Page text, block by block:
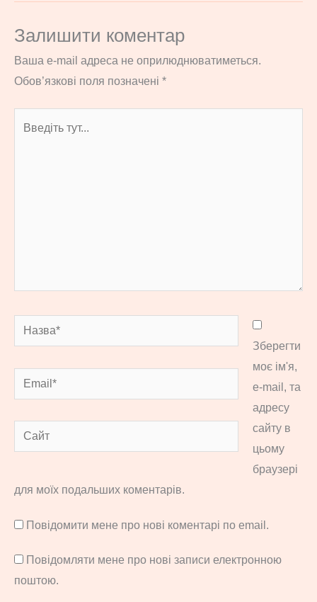
Залишити коментар
Ваша e-mail адреса не оприлюднюватиметься.
Обов’язкові поля позначені *
Назва*
Email*
Сайт
Зберегти
моє ім'я,
e-mail, та
адресу
сайту в
цьому
браузері
для моїх подальших коментарів.
Повідомити мене про нові коментарі по email.
Повідомляти мене про нові записи електронною
поштою.